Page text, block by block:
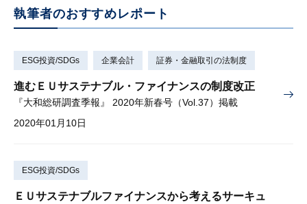
執筆者のおすすめレポート
ESG投資/SDGs 企業会計 証券・金融取引の法制度
進むＥＵサステナブル・ファイナンスの制度改正
『大和総研調査季報』 2020年新春号（Vol.37）掲載
2020年01月10日
ESG投資/SDGs
ＥＵサステナブルファイナンスから考えるサーキュ